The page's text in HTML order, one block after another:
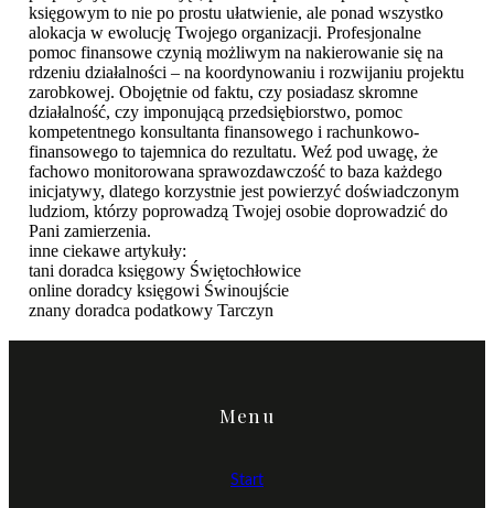
księgowym to nie po prostu ułatwienie, ale ponad wszystko
alokacja w ewolucję Twojego organizacji. Profesjonalne
pomoc finansowe czynią możliwym na nakierowanie się na
rdzeniu działalności – na koordynowaniu i rozwijaniu projektu
zarobkowej. Obojętnie od faktu, czy posiadasz skromne
działalność, czy imponującą przedsiębiorstwo, pomoc
kompetentnego konsultanta finansowego i rachunkowo-
finansowego to tajemnica do rezultatu. Weź pod uwagę, że
fachowo monitorowana sprawozdawczość to baza każdego
inicjatywy, dlatego korzystnie jest powierzyć doświadczonym
ludziom, którzy poprowadzą Twojej osobie doprowadzić do
Pani zamierzenia.
inne ciekawe artykuły:
tani doradca księgowy Świętochłowice
online doradcy księgowi Świnoujście
znany doradca podatkowy Tarczyn
Menu
Start